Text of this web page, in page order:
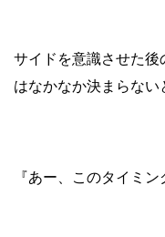
サイドを意識させた
はなかなか決まらな
『あー、このタイミ